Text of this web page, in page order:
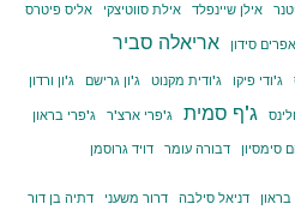
אילן שיינפלד אילת סווטיצקי אליס פיטרס
אפרים סידון
אריאלה סביר
ג'ודי פיקו ג'ודית מקנוט ג'ון גרישם ג'ון ורדון
ג'ף סמית ג'פרי ארצ'ר
ג'פרי בראון
סימסיון דבורה עומר דויד גרוסמן
בראון דניאל סילבה דרור משעני דתיה בן דור